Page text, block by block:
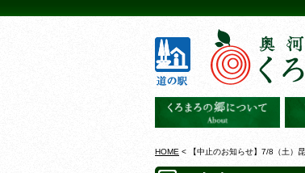
HOME < 【中止のお知らせ】7/8（土）